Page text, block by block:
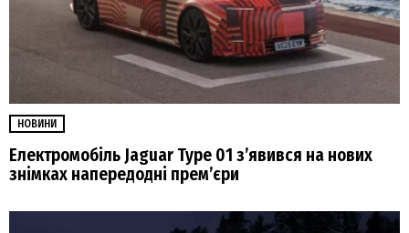
НОВИНИ
Електромобіль Jaguar Type 01 з’явився на нових
знімках напередодні прем’єри